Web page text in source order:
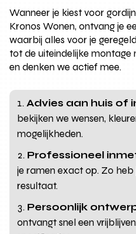
Wanneer je kiest voor
Kronos Wonen, ontvang je
waarbij alles voor je
tot de uiteindelijke montage
en denken we actief mee.
Advies aan huis of
bekijken we wensen,
mogelijkheden.
Professioneel
je ramen exact op. Zo
resultaat.
Persoonlijk
ontvangt snel een